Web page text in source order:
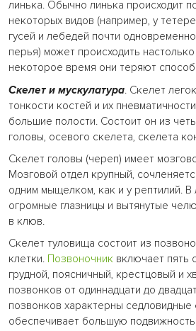
линька. Обычно линька происходит
некоторых видов (например, у
гусей и лебедей почти
перья) может происходить
некоторое время они теряют
Скелет и мускулатура. Скелет
тонкости костей и их
большие полости. Состоит он из
головы, осевого скелета, скелета
Скелет головы (череп) имеет
Мозговой отдел крупный,
одним мыщелком, как и у рептилий. В
огромные глазницы и вытянутые
в клюв.
Скелет туловища состоит из
клетки. Позвоночник включает пять
грудной, поясничный, крестцовый и
позвонков от одиннадцати до
позвонков характерны седловидные
обеспечивает большую